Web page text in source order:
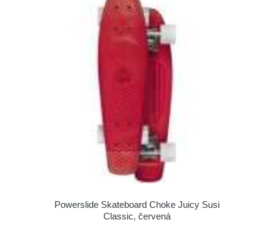
Powerslide Skateboard Choke Juicy Susi
Classic, červená